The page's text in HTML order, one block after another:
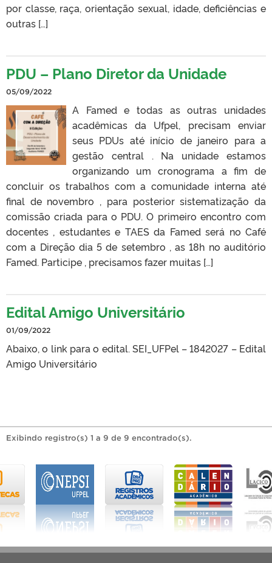
por classe, raça, orientação sexual, idade, deficiências e
outras […]
PDU – Plano Diretor da Unidade
05/09/2022
A Famed e todas as outras unidades
acadêmicas da Ufpel, precisam enviar
seus PDUs até início de janeiro para a
gestão central . Na unidade estamos
organizando um cronograma a fim de
concluir os trabalhos com a comunidade interna até
final de novembro , para posterior sistematização da
comissão criada para o PDU. O primeiro encontro com
docentes , estudantes e TAES da Famed será no Café
com a Direção dia 5 de setembro , as 18h no auditório
Famed. Participe , precisamos fazer muitas […]
Edital Amigo Universitário
01/09/2022
Abaixo, o link para o edital. SEI_UFPel – 1842027 – Edital
Amigo Universitário
Exibindo registro(s) 1 a 9 de 9 encontrado(s).